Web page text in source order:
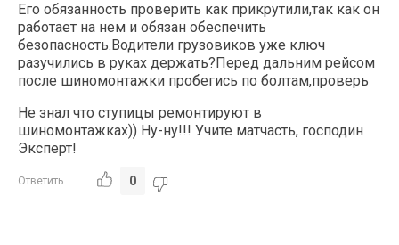
Его обязанность проверить как прикрутили,так как он
работает на нем и обязан обеспечить
безопасность.Водители грузовиков уже ключ
разучились в руках держать?Перед дальним рейсом
после шиномонтажки пробегись по болтам,проверь
Не знал что ступицы ремонтируют в
шиномонтажках)) Ну-ну!!! Учите матчасть, господин
Эксперт!
Ответить 0